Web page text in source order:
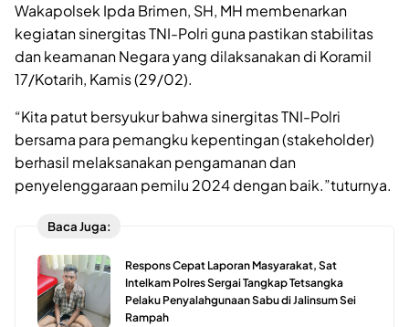
Wakapolsek Ipda Brimen, SH, MH membenarkan
kegiatan sinergitas TNI-Polri guna pastikan stabilitas
dan keamanan Negara yang dilaksanakan di Koramil
17/Kotarih, Kamis (29/02).
“Kita patut bersyukur bahwa sinergitas TNI-Polri
bersama para pemangku kepentingan (stakeholder)
berhasil melaksanakan pengamanan dan
penyelenggaraan pemilu 2024 dengan baik.”tuturnya.
Baca Juga:
Respons Cepat Laporan Masyarakat, Sat
Intelkam Polres Sergai Tangkap Tetsangka
Pelaku Penyalahgunaan Sabu di Jalinsum Sei
Rampah